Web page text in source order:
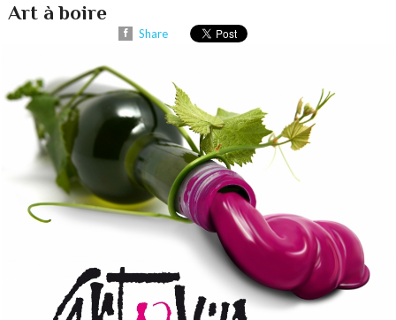
Art à boire
Share